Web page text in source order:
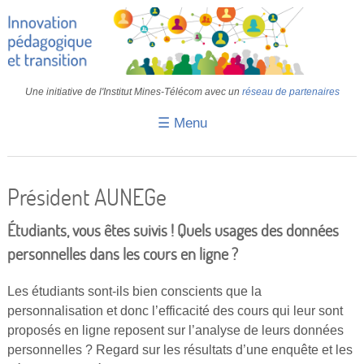
Une initiative de l'Institut Mines-Télécom avec un réseau de partenaires
☰ Menu
Transition
IMT
Colloques
Président AUNEGe
Étudiants, vous êtes suivis ! Quels usages des données
personnelles dans les cours en ligne ?
Les étudiants sont-ils bien conscients que la
personnalisation et donc l’efficacité des cours qui leur sont
proposés en ligne reposent sur l’analyse de leurs données
personnelles ? Regard sur les résultats d’une enquête et les